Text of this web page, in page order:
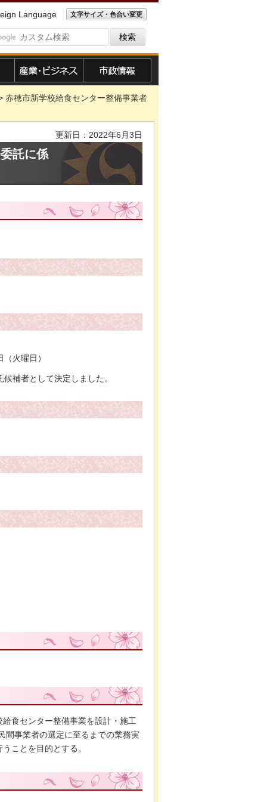
Language 文字サイズ・色合い変更
赤穂市新学校給食センター整備事業者
更新日：2022年6月3日
託に係
火曜日）
補者として決定しました。
食センター整備事業を設計・施工
間事業者の選定に至るまでの業務実
ことを目的とする。